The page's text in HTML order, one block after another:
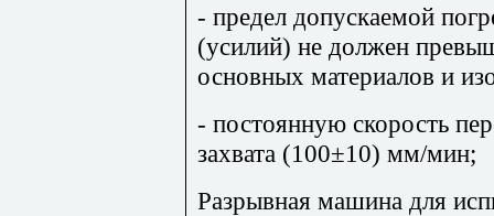
- предел допускаемой
(усилий) не должен
основных материалов и
- постоянную скорость
захвата (100±10) мм/мин;
Разрывная машина для